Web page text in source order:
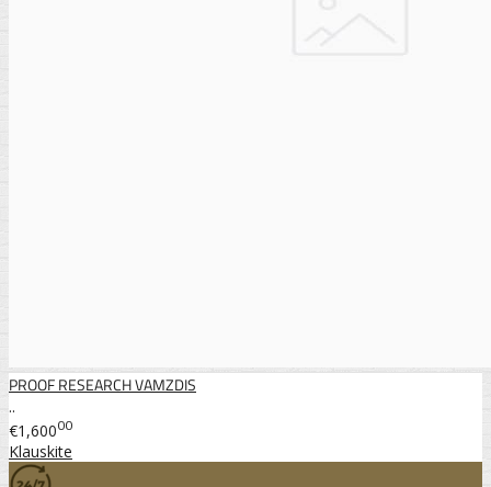
PROOF RESEARCH VAMZDIS
..
€1,60000
Klauskite